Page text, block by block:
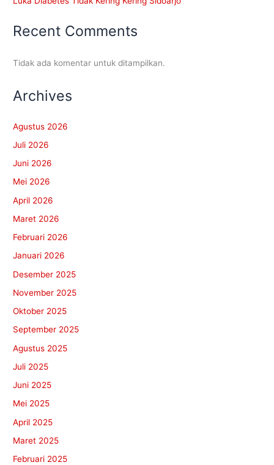
Recent Comments
Tidak ada komentar untuk ditampilkan.
Archives
Agustus 2026
Juli 2026
Juni 2026
Mei 2026
April 2026
Maret 2026
Februari 2026
Januari 2026
Desember 2025
November 2025
Oktober 2025
September 2025
Agustus 2025
Juli 2025
Juni 2025
Mei 2025
April 2025
Maret 2025
Februari 2025